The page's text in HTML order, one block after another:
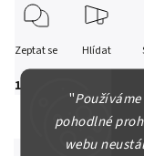
"
pohodlné
webu
1 200 Kč
Zeptat se Hlídat